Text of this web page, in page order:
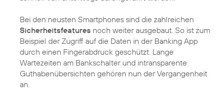
Bei den neusten Smartphones sind die zahlreichen
Sicherheitsfeatures noch weiter ausgebaut. So ist zum
Beispiel der Zugriff auf die Daten in der Banking App
durch einen Fingerabdruck geschützt. Lange
Wartezeiten am Bankschalter und intransparente
Guthabenübersichten gehören nun der Vergangenheit
an.